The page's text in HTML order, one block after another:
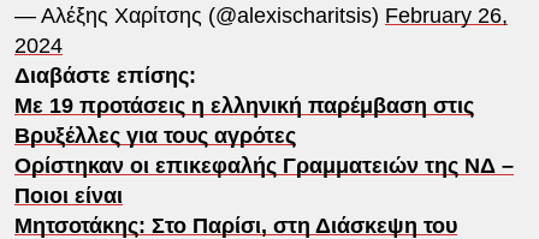
— Αλέξης Χαρίτσης (@alexischaritsis) February 26,
2024
Διαβάστε επίσης:
Με 19 προτάσεις η ελληνική παρέμβαση στις
Βρυξέλλες για τους αγρότες
Ορίστηκαν οι επικεφαλής Γραμματειών της ΝΔ –
Ποιοι είναι
Μητσοτάκης: Στο Παρίσι, στη Διάσκεψη του